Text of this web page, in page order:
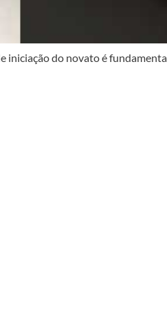
iniciação do novato é